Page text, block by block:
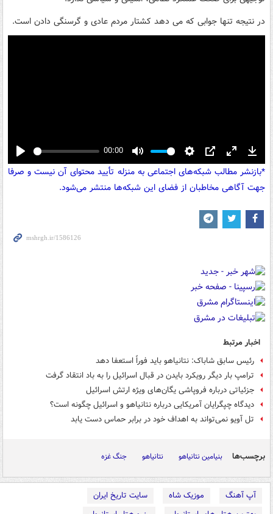
در نتیجه تنها جوابی که می دهد کشتار مردم عادی و گرسنگی دادن است.
Play
00:00
Mute Settings
PIP Enter
fullscreen
*بازنشر مطالب شبکه‌های اجتماعی به منزله تأیید محتوای آن نیست و صرفا
جهت آگاهی مخاطبان از فضای این شبکه‌ها منتشر می‌شود.
اخبار مرتبط
رئیس سابق شاباک: نتانیاهو باید فوراً استعفا دهد
ترامپ بار دیگر رویکرد بایدن در قبال اسرائیل را به باد انتقاد گرفت
جزئیاتی درباره فروپاشی یگان‌های ویژه ارتش اسرائیل
دیدگاه چپگرایان آمریکایی درباره نتانیاهو و اسرائیل چگونه است؟
تل آویو نمی‌تواند به اهداف خود در برابر حماس دست یابد
برچسب‌ها بنیامین نتانیاهو نتانیاهو جنگ غزه
آپ آهنگ موزیک شاه
سایت تاریخ ایران